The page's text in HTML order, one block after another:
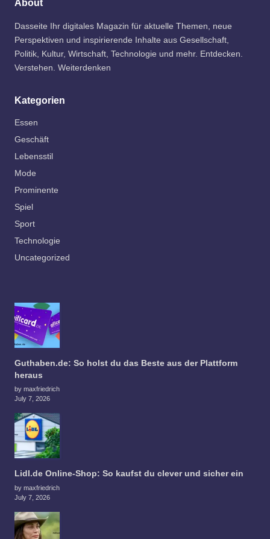
About
Dasseite Ihr digitales Magazin für aktuelle Themen, neue
Perspektiven und inspirierende Inhalte aus Gesellschaft,
Politik, Kultur, Wirtschaft, Technologie und mehr. Entdecken.
Verstehen. Weiterdenken
Kategorien
Essen
Geschäft
Lebensstil
Mode
Prominente
Spiel
Sport
Technologie
Uncategorized
Guthaben.de: So holst du das Beste aus der Plattform
heraus
by maxfriedrich
July 7, 2026
Lidl.de Online-Shop: So kaufst du clever und sicher ein
by maxfriedrich
July 7, 2026